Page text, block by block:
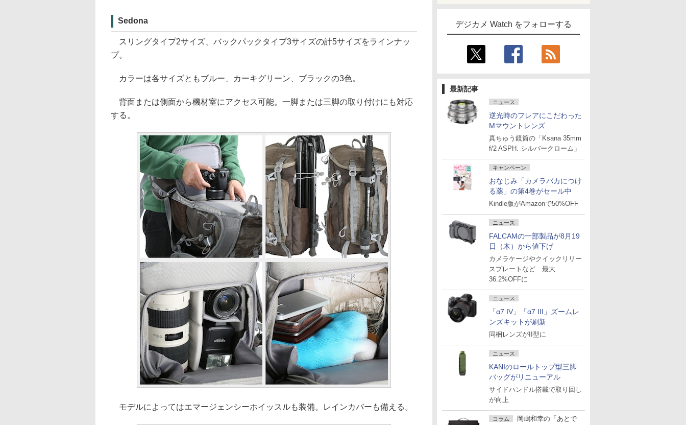
デジカメ Watch をフォローする
最新記事
ニュース
逆光時のフレアにこだわった
Mマウントレンズ
真ちゅう鏡筒の「Ksana 35mm
f/2 ASPH. シルバークローム」
キャンペーン
おなじみ「カメラバカにつけ
る薬」の第4巻がセール中
Kindle版がAmazonで50%OFF
ニュース
FALCAMの一部製品が8月19
日（木）から値下げ
カメラケージやクイックリリー
スプレートなど 最大
36.2%OFFに
ニュース
「α7 IV」「α7 III」ズームレ
ンズキットが刷新
同梱レンズがII型に
ニュース
KANIのロールトップ型三脚
バッグがリニューアル
サイドハンドル搭載で取り回し
が向上
コラム
岡嶋和幸の「あとで
Sedona
スリングタイプ2サイズ、バックパックタイプ3サイズの計5サイズをラインナッ
プ。
カラーは各サイズともブルー、カーキグリーン、ブラックの3色。
背面または側面から機材室にアクセス可能。一脚または三脚の取り付けにも対応
する。
モデルによってはエマージェンシーホイッスルも装備。レインカバーも備える。